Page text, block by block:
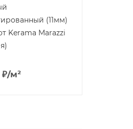
(11мм)
Kerama Marazzi
/м²